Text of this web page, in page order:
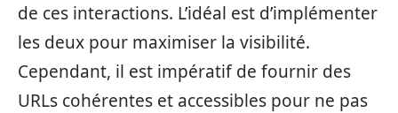
de ces interactions. L’idéal est d’implémenter
les deux pour maximiser la visibilité.
Cependant, il est impératif de fournir des
URLs cohérentes et accessibles pour ne pas